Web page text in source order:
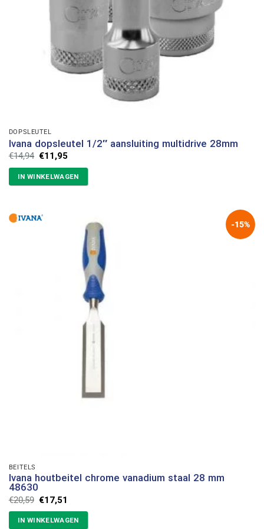
DOPSLEUTEL
Ivana dopsleutel 1/2″ aansluiting multidrive 28mm
€14,94 Oorspronkelijke
prijs
was:
€14,94.
€11,95Huidige
is:
€11,95.
IN WINKELWAGEN
-15%
BEITELS
Ivana houtbeitel chrome vanadium staal 28 mm
48630
€20,59 Oorspronkelijke
prijs
was:
€20,59.
€17,51
is:
€17,51.
IN WINKELWAGEN